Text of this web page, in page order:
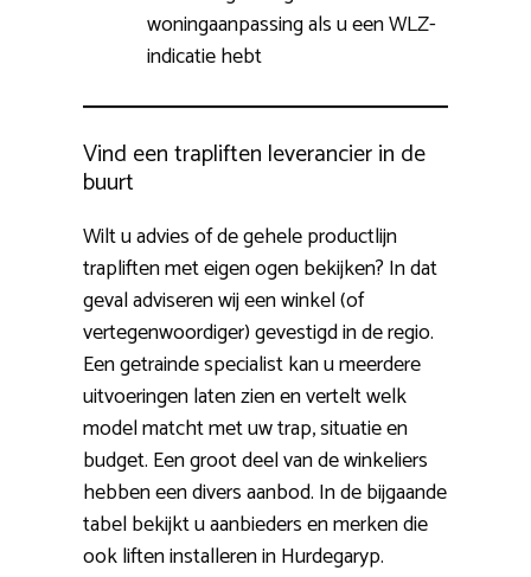
woningaanpassing als u een WLZ-
indicatie hebt
Vind een trapliften leverancier in de
buurt
Wilt u advies of de gehele productlijn
trapliften met eigen ogen bekijken? In dat
geval adviseren wij een winkel (of
vertegenwoordiger) gevestigd in de regio.
Een getrainde specialist kan u meerdere
uitvoeringen laten zien en vertelt welk
model matcht met uw trap, situatie en
budget. Een groot deel van de winkeliers
hebben een divers aanbod. In de bijgaande
tabel bekijkt u aanbieders en merken die
ook liften installeren in Hurdegaryp.